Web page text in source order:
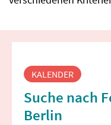
KALENDER
Suche nach
Berlin